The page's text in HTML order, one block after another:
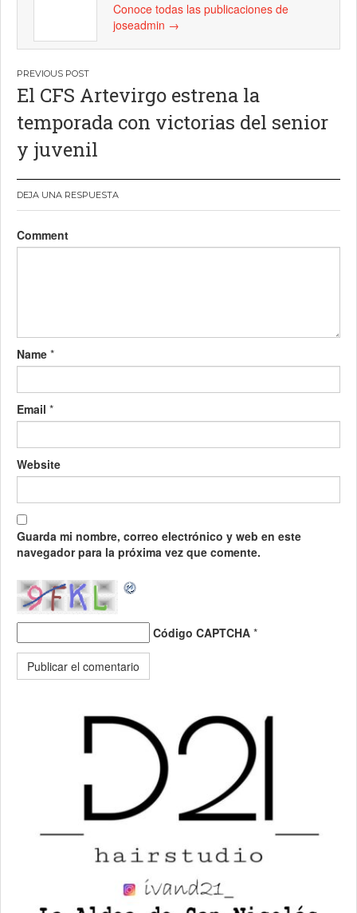
Conoce todas las publicaciones de
joseadmin →
Navegación
de
entradas
El CFS Artevirgo estrena la
temporada con victorias del senior
y juvenil
DEJA UNA RESPUESTA
Comment
Name *
Email *
Website
Guarda mi nombre, correo electrónico y web en este
navegador para la próxima vez que comente.
Código CAPTCHA *